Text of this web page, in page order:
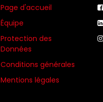
Page d'accueil
Équipe
Protection des
Données
Conditions générales​
Mentions légales